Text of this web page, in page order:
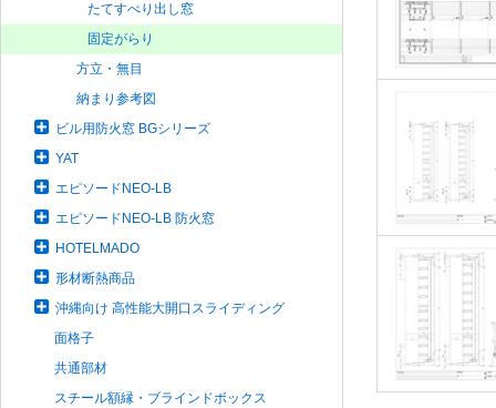
たてすべり出し窓
固定がらり
方立・無目
納まり参考図
ビル用防火窓 BGシリーズ
YAT
エピソードNEO-LB
エピソードNEO-LB 防火窓
HOTELMADO
形材断熱商品
沖縄向け 高性能大開口スライディング
面格子
共通部材
スチール額縁・ブラインドボックス